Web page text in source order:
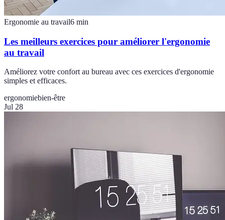
Ergonomie au travail6 min
Les meilleurs exercices pour améliorer l'ergonomie
au travail
Améliorez votre confort au bureau avec ces exercices d'ergonomie
simples et efficaces.
ergonomiebien-être
Jul 28